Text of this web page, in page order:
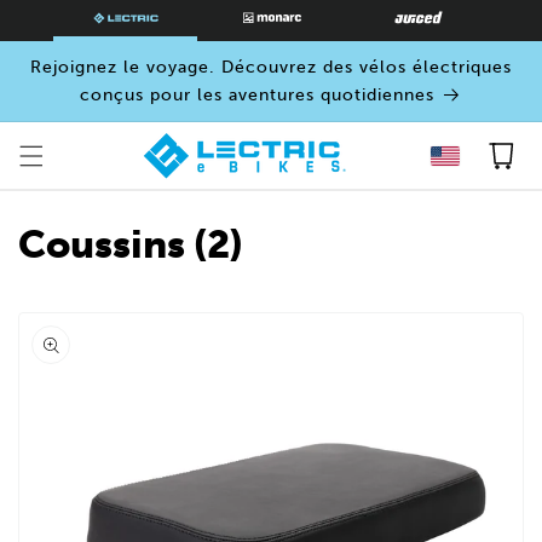
Rejoignez le voyage. Découvrez des vélos électriques
conçus pour les aventures quotidiennes
Panier
Coussins (2)
Ouvrir